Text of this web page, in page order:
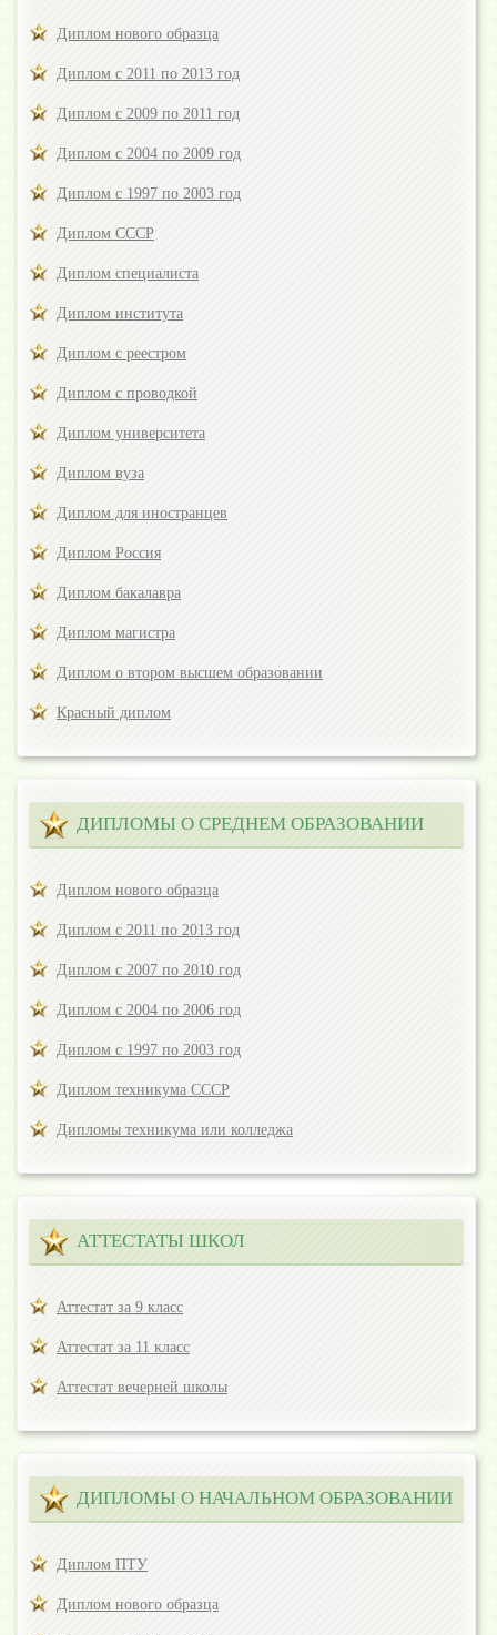
Диплом нового образца
Диплом с 2011 по 2013 год
Диплом с 2009 по 2011 год
Диплом с 2004 по 2009 год
Диплом с 1997 по 2003 год
Диплом СССР
Диплом специалиста
Диплом института
Диплом с реестром
Диплом с проводкой
Диплом университета
Диплом вуза
Диплом для иностранцев
Диплом Россия
Диплом бакалавра
Диплом магистра
Диплом о втором высшем образовании
Красный диплом
ДИПЛОМЫ О СРЕДНЕМ ОБРАЗОВАНИИ
Диплом нового образца
Диплом с 2011 по 2013 год
Диплом с 2007 по 2010 год
Диплом с 2004 по 2006 год
Диплом с 1997 по 2003 год
Диплом техникума СССР
Дипломы техникума или колледжа
АТТЕСТАТЫ ШКОЛ
Аттестат за 9 класс
Аттестат за 11 класс
Аттестат вечерней школы
ДИПЛОМЫ О НАЧАЛЬНОМ ОБРАЗОВАНИИ
Диплом ПТУ
Диплом нового образца